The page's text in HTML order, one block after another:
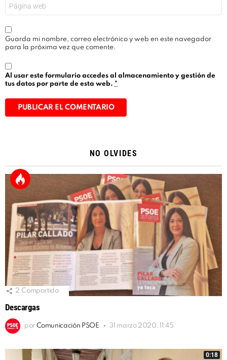
Guarda mi nombre, correo electrónico y web en este navegador
para la próxima vez que comente.
Al usar este formulario accedes al almacenamiento y gestión de
tus datos por parte de esta web. *
NO OLVIDES
2 Compartido
Descargas
por Comunicación PSOE 31 marzo 2020, 11:45
0:18